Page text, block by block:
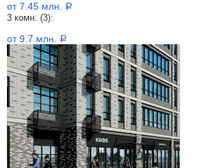
от 7.45 млн. a
3 комн. (3):
от 9.7 млн. a